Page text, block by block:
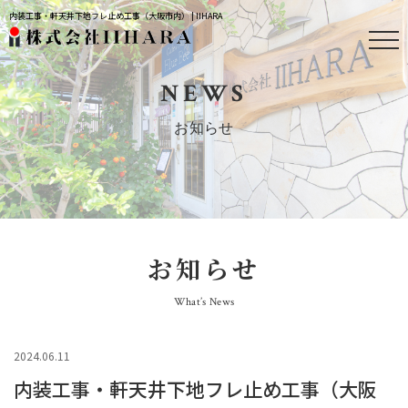
内装工事・軒天井下地フレ止め工事（大阪市内） | IIHARA
NEWS
お知らせ
お知らせ
What’s News
2024.06.11
内装工事・軒天井下地フレ止め工事（大阪